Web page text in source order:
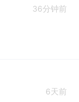
36分钟前
6天前